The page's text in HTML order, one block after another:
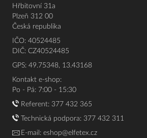
Hřbitovní 31a
Plzeň 312 00
Česká republika
IČO: 40524485
DIČ: CZ40524485
GPS: 49.75348, 13.43168
Kontakt e-shop:
Po - Pá: 7:00 - 15:30
Referent: 377 432 365
Technická podpora: 377 432 311
E-mail: eshop@elfetex.cz